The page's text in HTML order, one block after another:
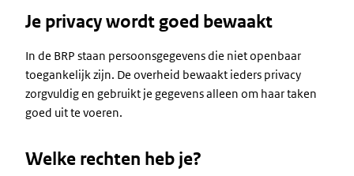
Je privacy wordt goed bewaakt
In de BRP staan persoonsgegevens die niet openbaar
toegankelijk zijn. De overheid bewaakt ieders privacy
zorgvuldig en gebruikt je gegevens alleen om haar taken
goed uit te voeren.
Welke rechten heb je?